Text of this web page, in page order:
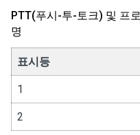
PTT(푸시-투-토크) 및 프
명
표시등
1
2